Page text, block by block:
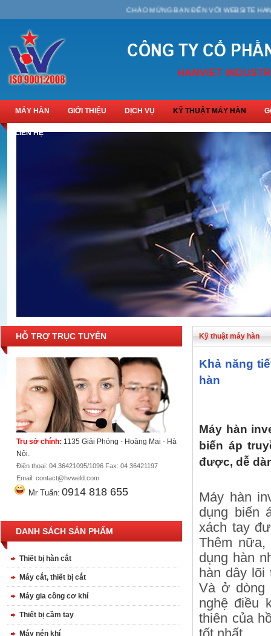
CHÀO MỪNG BẠN ĐẾN VỚI WEBSITE
MÁY HÀN GIỚI THIỆU DỊCH VỤ KỸ THUẬT MÁY HÀN
LIÊN HỆ
HỖ TRỢ TRỤC TUYẾN
Trụ sở chính: 1135 Giải Phóng - Hoàng Mai - Hà
Nội.
Điện thoại: 04.36421095/1096 Fax: 04 36421197
Email: contact@hvweld.com
Mr Tuấn: 0914 818 655
DANH SÁCH SẢN PHẨM
Thiết bị hàn cắt
Máy cắt, thiết bị cắt
Máy gia công cơ khí
Thiết bị cầm tay
Máy nén khí
Kỹ thuật máy hàn
Khả năng
hàn
Máy hàn
biến áp
được, dễ
Máy hàn
dụng biến
xách tay
Thêm
dụng hàn
hàn dây lõi
Và ở dòng
nghệ điều
thiên của